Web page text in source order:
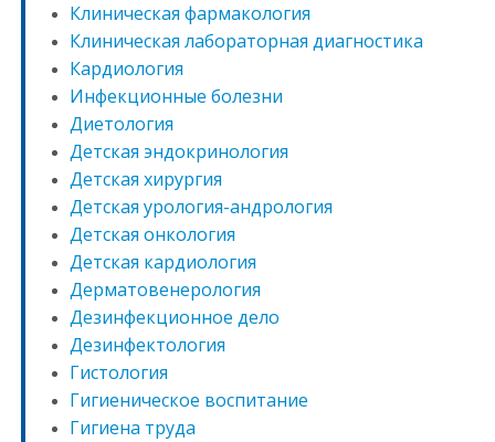
Клиническая фармакология
Клиническая лабораторная диагностика
Кардиология
Инфекционные болезни
Диетология
Детская эндокринология
Детская хирургия
Детская урология-андрология
Детская онкология
Детская кардиология
Дерматовенерология
Дезинфекционное дело
Дезинфектология
Гистология
Гигиеническое воспитание
Гигиена труда